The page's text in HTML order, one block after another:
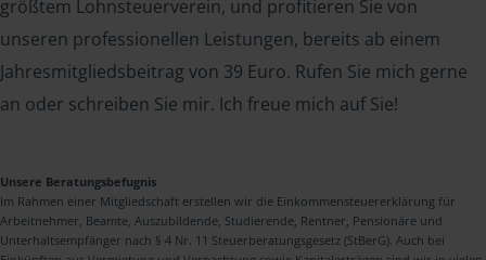
größtem Lohnsteuerverein, und profitieren Sie von
unseren professionellen Leistungen, bereits ab einem
Jahresmitgliedsbeitrag von 39 Euro. Rufen Sie mich gerne
an oder schreiben Sie mir. Ich freue mich auf Sie!
Unsere Beratungsbefugnis
Im Rahmen einer Mitgliedschaft erstellen wir die Einkommensteuererklärung für
Arbeitnehmer, Beamte, Auszubildende, Studierende, Rentner, Pensionäre und
Unterhaltsempfänger nach § 4 Nr. 11 Steuerberatungsgesetz (StBerG). Auch bei